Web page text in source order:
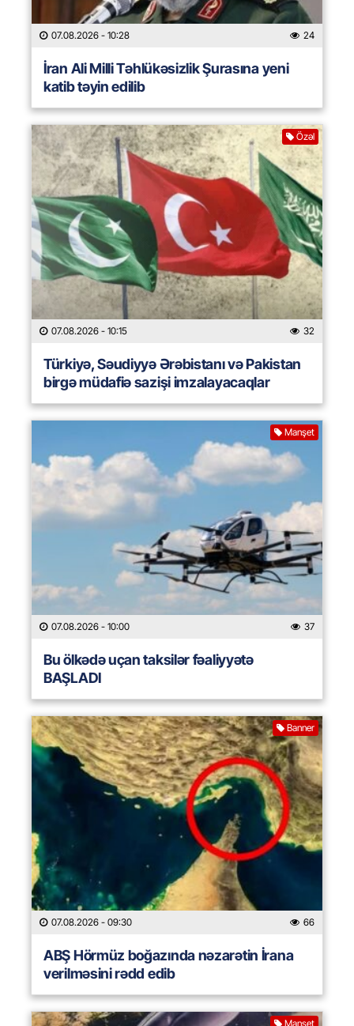
07.08.2026 - 10:28 24
İran Ali Milli Təhlükəsizlik Şurasına yeni
katib təyin edilib
Özəl
07.08.2026 - 10:15 32
Türkiyə, Səudiyyə Ərəbistanı və Pakistan
birgə müdafiə sazişi imzalayacaqlar
Manşet
07.08.2026 - 10:00 37
Bu ölkədə uçan taksilər fəaliyyətə
BAŞLADI
Banner
07.08.2026 - 09:30 66
ABŞ Hörmüz boğazında nəzarətin İrana
verilməsini rədd edib
Manşet